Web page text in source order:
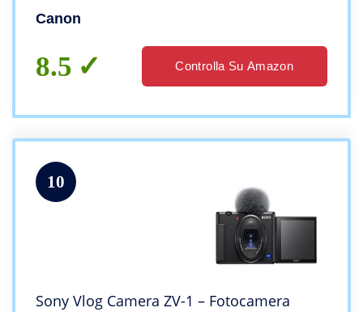
Canon
8.5 Controlla Su Amazon
10
Sony Vlog Camera ZV-1 – Fotocamera